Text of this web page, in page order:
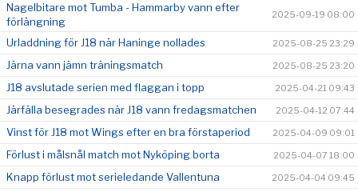
Nagelbitare mot Tumba - Hammarby vann efter
förlängning
2025-09-19 08:00
Urladdning för J18 när Haninge nollades 2025-08-25 23:29
Järna vann jämn träningsmatch 2025-08-25 23:20
J18 avslutade serien med flaggan i topp 2025-04-21 09:43
Järfälla besegrades när J18 vann fredagsmatchen 2025-04-12 07:44
Vinst för J18 mot Wings efter en bra förstaperiod 2025-04-09 09:01
Förlust i målsnål match mot Nyköping borta 2025-04-07 18:00
Knapp förlust mot serieledande Vallentuna 2025-04-04 09:45